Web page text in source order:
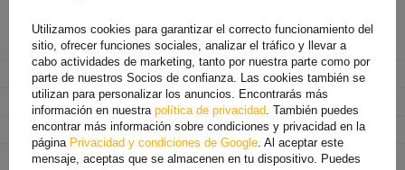
Fabricante
FRISTOM
Código del producto
UT005535
Modelo
FT-140 LED
Lado de montaje
Izquierda
Fuente de luz
LED
Utilizamos cookies para garantizar el correcto funcionamiento del
sitio, ofrecer funciones sociales, analizar el tráfico y llevar a
cabo actividades de marketing, tanto por nuestra parte como por
parte de nuestros Socios de confianza. Las cookies también se
utilizan para personalizar los anuncios. Encontrarás más
información en nuestra política de privacidad . También puedes
encontrar más información sobre condiciones y privacidad en la
página Privacidad y condiciones de Google . Al aceptar este
mensaje, aceptas que se almacenen en tu dispositivo. Puedes